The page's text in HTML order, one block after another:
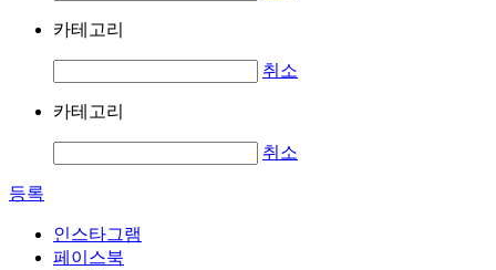
카테고리
취소
카테고리
취소
등록
인스타그램
페이스북